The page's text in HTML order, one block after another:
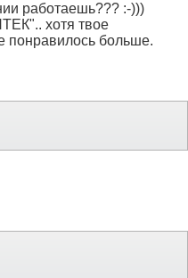
работаешь??? :-)))
хотя твое
понравилось больше.